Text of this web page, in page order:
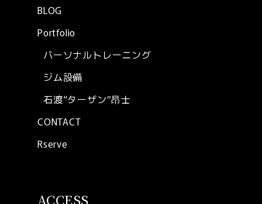
BLOG
Portfolio
パーソナルトレーニング
ジム設備
石渡“ターザン”昂士
CONTACT
Rserve
ACCESS